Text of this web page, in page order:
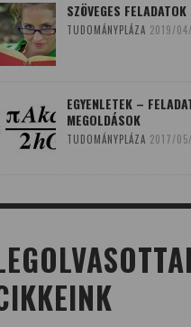
SZÖVEGES
TUDOMÁNYPLÁZA 2019/
EGYENLETEK –
MEGOLDÁSOK
TUDOMÁNYPLÁZA 2017/